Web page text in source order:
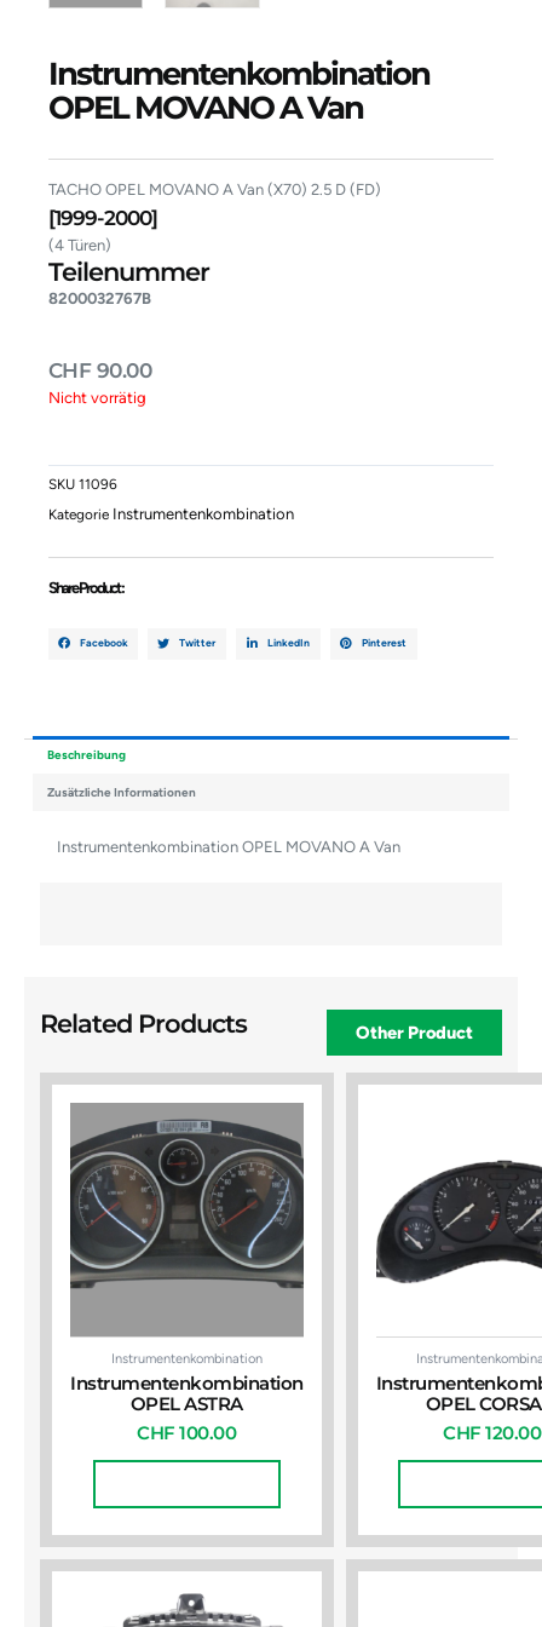
Instrumentenkombination
OPEL MOVANO A Van
TACHO OPEL MOVANO A Van (X70) 2.5 D (FD)
[1999-2000]
(4 Türen)
Teilenummer
8200032767B
CHF90.00
Nicht vorrätig
SKU 11096
Kategorie Instrumentenkombination
Share Product :
Facebook Twitter LinkedIn Pinterest
Beschreibung
Zusätzliche Informationen
Instrumentenkombination OPEL MOVANO A Van
Related Products Other Product
Instrumentenkombination
Instrumentenkombination
OPEL ASTRA
CHF 100.00
OPEL
CHF 120.00